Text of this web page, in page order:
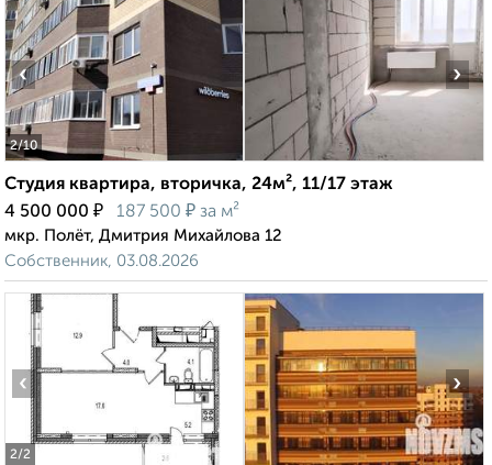
2/10
‹ ›
Студия квартира, вторичка, 24м², 11/17 этаж
4 500 000 ₽ 187 500 ₽ за м²
мкр. Полёт, Дмитрия Михайлова 12
Собственник, 03.08.2026
2/2
‹ ›